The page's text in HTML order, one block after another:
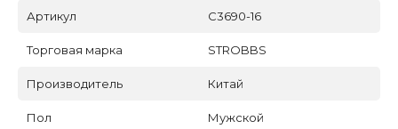
Артикул C3690-16
Торговая марка STROBBS
Производитель Китай
Пол Мужской